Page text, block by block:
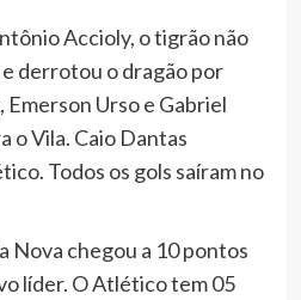
Accioly, o tigrão não
derrotou o dragão por
Urso e Gabriel
o Vila. Caio Dantas
Todos os gols saíram no
Nova chegou a 10 pontos
líder. O Atlético tem 05